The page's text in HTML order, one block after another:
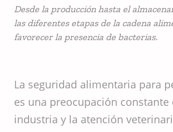
Desde la producción hasta el
las diferentes etapas de la cadena
favorecer la presencia de bacterias.
La seguridad alimentaria para
es una preocupación constante
industria y la atención